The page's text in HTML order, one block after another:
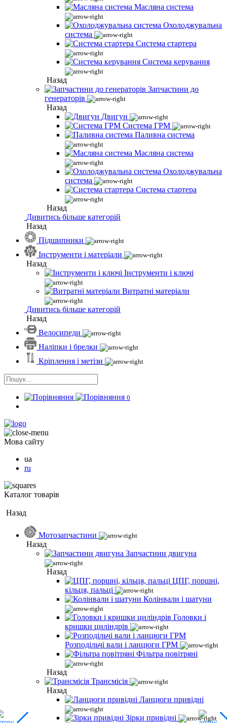
Масляна система
Охолоджувальна
система
Система стартера
Система керування
Назад
Запчастини до
генераторів
Назад
Двигун
Система ГРМ
Паливна система
Масляна система
Охолоджувальна
система
Система стартера
Назад
Дивитись більше категорій
Назад
Підшипники
Інструменти і матеріали
Назад
Інструменти і ключі
Витратні матеріали
Дивитись більше категорій
Назад
Велосипеди
Наліпки і брелки
Кріплення і метізи
0
Мова сайту
ua
ru
Каталог товарів
Назад
Мотозапчастини
Назад
Запчастини двигуна
Назад
ЦПГ, поршні,
кільця, пальці
Колінвали і шатуни
Головки і
кришки циліндрів
Розподільчі вали і ланцюги ГРМ
Фільтра повітряні
Назад
Трансмісія
Назад
Ланцюги привідні
Зірки привідні